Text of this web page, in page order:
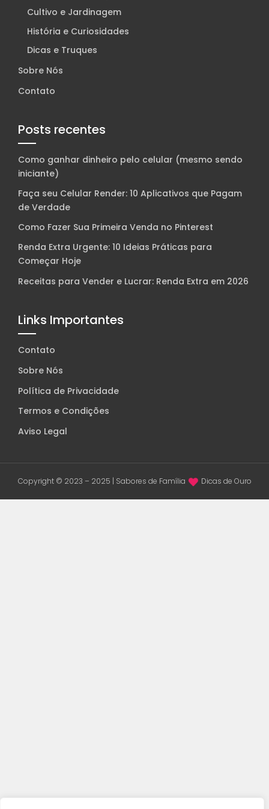
Cultivo e Jardinagem
História e Curiosidades
Dicas e Truques
Sobre Nós
Contato
Posts recentes
Como ganhar dinheiro pelo celular (mesmo sendo
iniciante)
Faça seu Celular Render: 10 Aplicativos que Pagam
de Verdade
Como Fazer Sua Primeira Venda no Pinterest
Renda Extra Urgente: 10 Ideias Práticas para
Começar Hoje
Receitas para Vender e Lucrar: Renda Extra em 2026
Links Importantes
Contato
Sobre Nós
Política de Privacidade
Termos e Condições
Aviso Legal
Copyright © 2023 – 2025 | Sabores de Família Dicas de Ouro